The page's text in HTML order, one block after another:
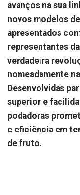
avanços na sua
novos modelos
apresentados
representantes
verdadeira
nomeadamente
Desenvolvidas
superior e
podadoras
e eficiência em
de fruto.